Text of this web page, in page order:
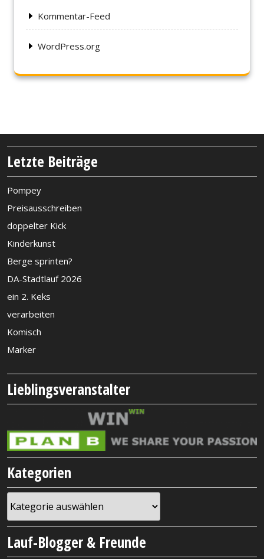
Kommentar-Feed
WordPress.org
Letzte Beiträge
Pompey
Preisausschreiben
doppelter Kick
Kinderkunst
Berge sprinten?
DA-Stadtlauf 2026
ein 2. Keks
verarbeiten
Komisch
Marker
Lieblingsveranstalter
Kategorien
Lauf-Blogger & Freunde